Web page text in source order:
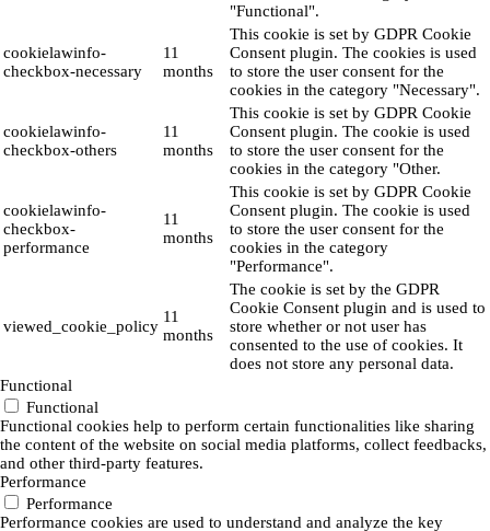
"Functional".
cookielawinfo-
checkbox-necessary
11
months
This cookie is set by GDPR Cookie
Consent plugin. The cookies is used
to store the user consent for the
cookies in the category "Necessary".
cookielawinfo-
checkbox-others
11
months
This cookie is set by GDPR Cookie
Consent plugin. The cookie is used
to store the user consent for the
cookies in the category "Other.
cookielawinfo-
checkbox-
performance
11
months
This cookie is set by GDPR Cookie
Consent plugin. The cookie is used
to store the user consent for the
cookies in the category
"Performance".
viewed_cookie_policy
11
months
The cookie is set by the GDPR
Cookie Consent plugin and is used to
store whether or not user has
consented to the use of cookies. It
does not store any personal data.
Functional
Functional
Functional cookies help to perform certain functionalities like sharing
the content of the website on social media platforms, collect feedbacks,
and other third-party features.
Performance
Performance
Performance cookies are used to understand and analyze the key